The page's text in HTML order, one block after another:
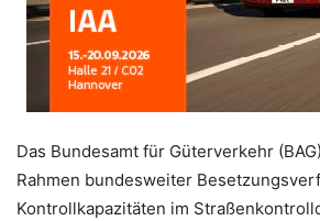
Das Bundesamt für Güterverkehr
Rahmen bundesweiter
Kontrollkapazitäten im